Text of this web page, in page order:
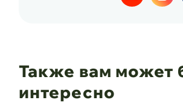
Также вам может
интересно